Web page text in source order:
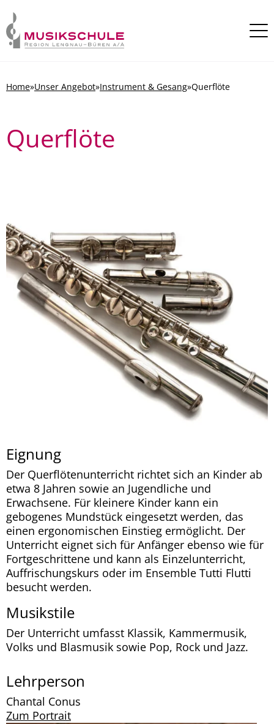
Home»Unser Angebot»Instrument & Gesang»Querflöte
Querflöte
Eignung
Der Querflötenunterricht richtet sich an Kinder ab
etwa 8 Jahren sowie an Jugendliche und
Erwachsene. Für kleinere Kinder kann ein
gebogenes Mundstück eingesetzt werden, das
einen ergonomischen Einstieg ermöglicht. Der
Unterricht eignet sich für Anfänger ebenso wie für
Fortgeschrittene und kann als Einzelunterricht,
Auffrischungskurs oder im Ensemble Tutti Flutti
besucht werden.
Musikstile
Der Unterricht umfasst Klassik, Kammermusik,
Volks und Blasmusik sowie Pop, Rock und Jazz.
Lehrperson
Chantal Conus
Zum Portrait